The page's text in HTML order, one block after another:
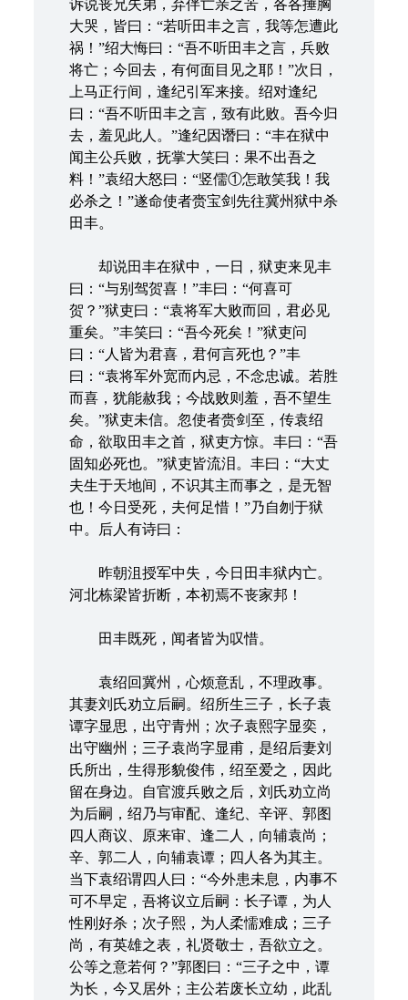
诉说丧兄失弟，弃伴亡亲之苦，各各捶胸
大哭，皆曰：“若听田丰之言，我等怎遭此
祸！”绍大悔曰：“吾不听田丰之言，兵败
将亡；今回去，有何面目见之耶！”次日，
上马正行间，逢纪引军来接。绍对逢纪
曰：“吾不听田丰之言，致有此败。吾今归
去，羞见此人。”逢纪因谮曰：“丰在狱中
闻主公兵败，抚掌大笑曰：果不出吾之
料！”袁绍大怒曰：“竖儒①怎敢笑我！我
必杀之！”遂命使者赍宝剑先往冀州狱中杀
田丰。
却说田丰在狱中，一日，狱吏来见丰
曰：“与别驾贺喜！”丰曰：“何喜可
贺？”狱吏曰：“袁将军大败而回，君必见
重矣。”丰笑曰：“吾今死矣！”狱吏问
曰：“人皆为君喜，君何言死也？”丰
曰：“袁将军外宽而内忌，不念忠诚。若胜
而喜，犹能赦我；今战败则羞，吾不望生
矣。”狱吏未信。忽使者赍剑至，传袁绍
命，欲取田丰之首，狱吏方惊。丰曰：“吾
固知必死也。”狱吏皆流泪。丰曰：“大丈
夫生于天地间，不识其主而事之，是无智
也！今日受死，夫何足惜！”乃自刎于狱
中。后人有诗曰：
昨朝沮授军中失，今日田丰狱内亡。
河北栋梁皆折断，本初焉不丧家邦！
田丰既死，闻者皆为叹惜。
袁绍回冀州，心烦意乱，不理政事。
其妻刘氏劝立后嗣。绍所生三子，长子袁
谭字显思，出守青州；次子袁熙字显奕，
出守幽州；三子袁尚字显甫，是绍后妻刘
氏所出，生得形貌俊伟，绍至爱之，因此
留在身边。自官渡兵败之后，刘氏劝立尚
为后嗣，绍乃与审配、逢纪、辛评、郭图
四人商议、原来审、逢二人，向辅袁尚；
辛、郭二人，向辅袁谭；四人各为其主。
当下袁绍谓四人曰：“今外患未息，内事不
可不早定，吾将议立后嗣：长子谭，为人
性刚好杀；次子熙，为人柔懦难成；三子
尚，有英雄之表，礼贤敬士，吾欲立之。
公等之意若何？”郭图曰：“三子之中，谭
为长，今又居外；主公若废长立幼，此乱